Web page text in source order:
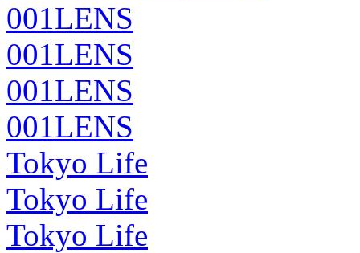
001LENS
001LENS
001LENS
001LENS
Tokyo Life
Tokyo Life
Tokyo Life